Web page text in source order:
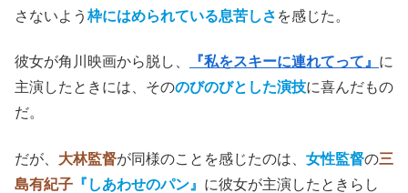
さないよう 枠にはめられている息苦しさ を感じた。
彼女が角川映画から脱し、 『私をスキーに連れてって』 に
主演したときには、そののびのびとした演技に喜んだもの
だ。
だが、 大林監督が同様のことを感じたのは、 女性監督の三
島有紀子 『しあわせのパン』 に彼女が主演したときらし